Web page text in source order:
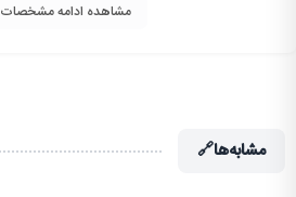
مشاهده ادامه مشخصات
مشابه‌ها🔗